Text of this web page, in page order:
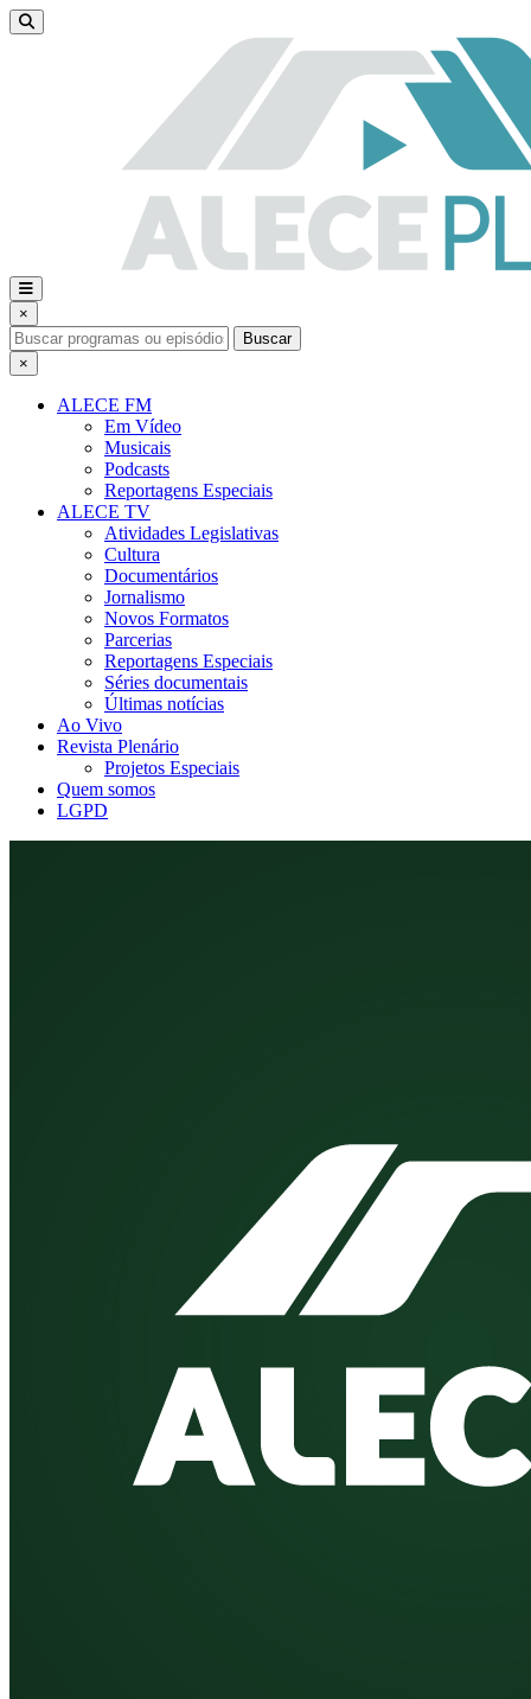
×
Buscar
×
ALECE FM
Em Vídeo
Musicais
Podcasts
Reportagens Especiais
ALECE TV
Atividades Legislativas
Cultura
Documentários
Jornalismo
Novos Formatos
Parcerias
Reportagens Especiais
Séries documentais
Últimas notícias
Ao Vivo
Revista Plenário
Projetos Especiais
Quem somos
LGPD